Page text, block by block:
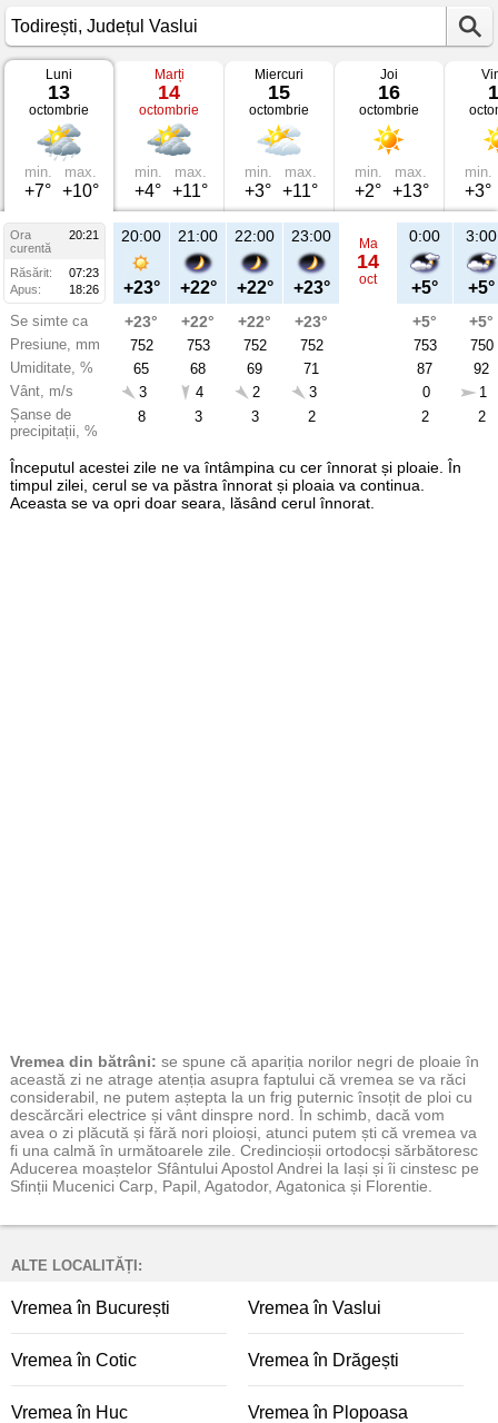
Vremea
Todirești
13
octombrie
2025
Județul
Vaslui
Luni
13
octombrie
min.
+7°
max.
+10°
Marți
14
octombrie
min.
+4°
max.
+11°
Miercuri
15
octombrie
min.
+3°
max.
+11°
Joi
16
octombrie
min.
+2°
max.
+13°
min.
+3°
Ora
20:21
curentă
Răsărit:
07:23
Apus:
18:26
Se simte ca
Presiune, mm
Umiditate, %
Vânt, m/s
Șanse de
precipitații, %
20:00
+23°
+23°
752
65
3
8
21:00
+22°
+22°
753
68
4
3
22:00
+22°
+22°
752
69
2
3
23:00
+23°
+23°
752
71
3
2
Ma
14
oct
0:00
+5°
+5°
753
87
0
2
3:00
+5°
+5°
750
92
1
2
Începutul acestei zile ne va întâmpina cu cer înnorat și ploaie. În
timpul zilei, cerul se va păstra înnorat și ploaia va continua.
Aceasta se va opri doar seara, lăsând cerul înnorat.
Vremea din bătrâni: se spune că apariția norilor negri de ploaie în
această zi ne atrage atenția asupra faptului că vremea se va răci
considerabil, ne putem aștepta la un frig puternic însoțit de ploi cu
descărcări electrice și vânt dinspre nord. În schimb, dacă vom
avea o zi plăcută și fără nori ploioși, atunci putem ști că vremea va
fi una calmă în următoarele zile. Credincioșii ortodocși sărbătoresc
Aducerea moaștelor Sfântului Apostol Andrei la Iași și îi cinstesc pe
Sfinții Mucenici Carp, Papil, Agatodor, Agatonica și Florentie.
ALTE LOCALITĂȚI:
Vremea în București Vremea în Vaslui
Vremea în Cotic Vremea în Drăgești
Vremea în Huc Vremea în Plopoasa